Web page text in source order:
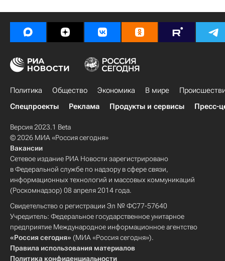
Политика Общество Экономика В мире
Спецпроекты
Реклама Продукты и сервисы Пресс-
Версия 2023.1 Beta
© 2026 МИА «Россия сегодня»
Вакансии
Сетевое издание РИА Новости зарегистрировано
в Федеральной службе по надзору в сфере связи,
информационных технологий и массовых коммуникаций
(Роскомнадзор) 08 апреля 2014 года.
Свидетельство о регистрации Эл № ФС77-57640
Учредитель: Федеральное государственное унитарное
предприятие Международное информационное агентство
«Россия сегодня» (МИА «Россия сегодня»).
Правила использования материалов
Политика конфиденциальности